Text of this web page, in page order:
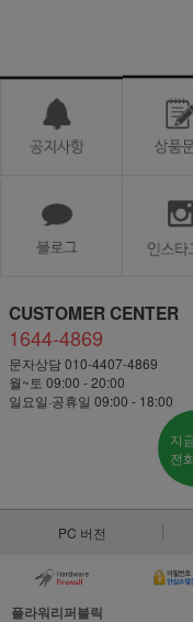
CUSTOMER CENTER
1644-4869
문자상담 010-4407-4869
월~토 09:00 - 20:00
일요일·공휴일 09:00 - 18:00
지
전
PC 버전
플라워리퍼블릭